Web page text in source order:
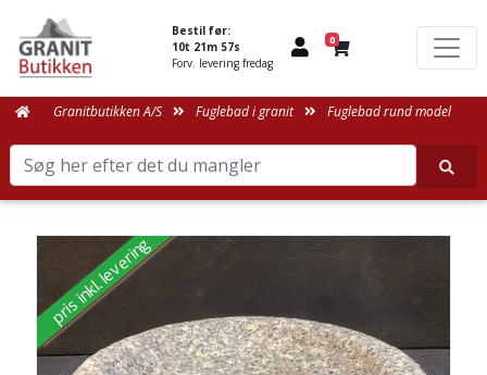
pris inkl. levering
Bestil før:
10t 21m 57s
Forv. levering fredag
0
Granitbutikken A/S Fuglebad i granit Fuglebad rund model